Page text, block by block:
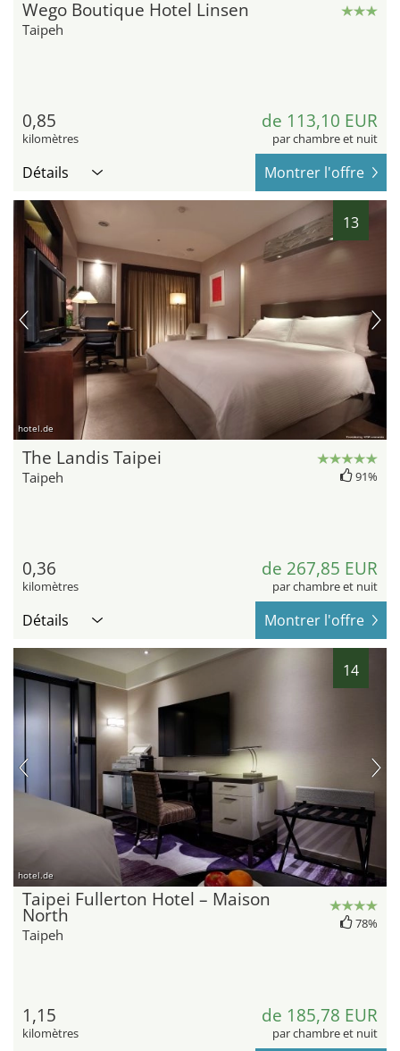
Wego Boutique Hotel Linsen
Taipeh
0,85
kilomètres
de 113,10 EUR
par chambre et nuit
Détails Montrer l'offre
13
hotel.de
The Landis Taipei
Taipeh 91%
0,36
kilomètres
de 267,85 EUR
par chambre et nuit
Détails Montrer l'offre
14
hotel.de
Taipei Fullerton Hotel – Maison
North
Taipeh
78%
1,15
kilomètres
de 185,78 EUR
par chambre et nuit